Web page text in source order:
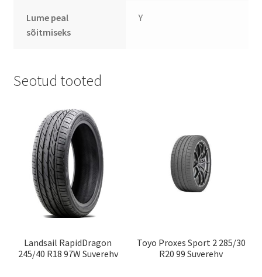
Lume peal
sõitmiseks
Y
Seotud tooted
Landsail RapidDragon
245/40 R18 97W Suverehv
Toyo Proxes Sport 2 285/30
R20 99 Suverehv